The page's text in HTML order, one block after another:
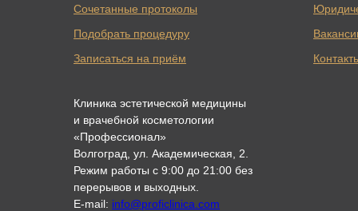
Сочетанные протоколы
Подобрать процедуру
Записаться на приём
Клиника эстетической медицины
и врачебной косметологии
«Профессионал»
Волгоград, ул. Академическая, 2.
Режим работы с 9:00 до 21:00 без
перерывов и выходных.
E-mail: info@proficlinica.com